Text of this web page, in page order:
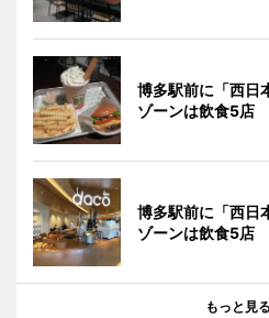
博多駅前に「西日
ゾーンは飲食5店
博多駅前に「西日
ゾーンは飲食5店
もっと見る